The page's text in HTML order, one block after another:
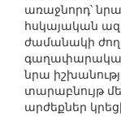
առաջնորդ՝
հսկայական
ժամանակի
գաղափարական
նրա
տարաբնույթ
արժեքներ